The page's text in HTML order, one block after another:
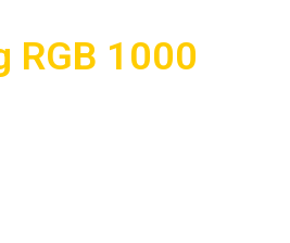
RGB 1000